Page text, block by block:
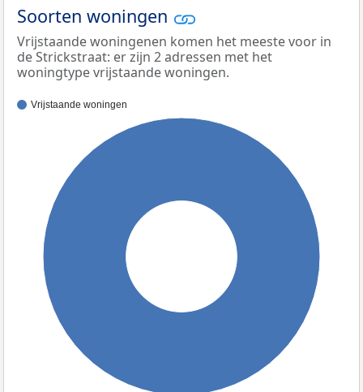
Soorten woningen
Vrijstaande woningenen komen het meeste voor in
de Strickstraat: er zijn 2 adressen met het
woningtype vrijstaande woningen.
Vrijstaande woningen